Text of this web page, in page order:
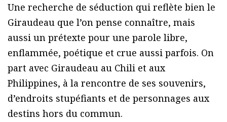
Une recherche de séduction qui reflète bien le
Giraudeau que l’on pense connaître, mais
aussi un prétexte pour une parole libre,
enflammée, poétique et crue aussi parfois. On
part avec Giraudeau au Chili et aux
Philippines, à la rencontre de ses souvenirs,
d’endroits stupéfiants et de personnages aux
destins hors du commun.